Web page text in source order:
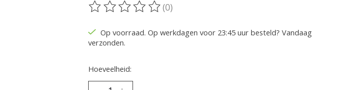
De beoordeling van dit product is
(0)
Op voorraad. Op werkdagen voor 23:45 uur besteld? Vandaag
verzonden.
Hoeveelheid: